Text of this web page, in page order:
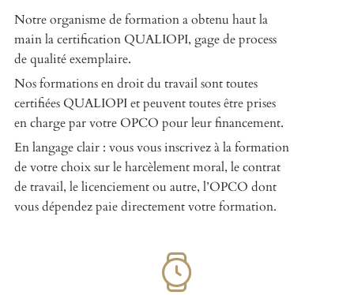
Notre organisme de formation a obtenu haut la
main la certification QUALIOPI, gage de process
de qualité exemplaire.
Nos formations en droit du travail sont toutes
certifiées QUALIOPI et peuvent toutes être prises
en charge par votre OPCO pour leur financement.
En langage clair : vous vous inscrivez à la formation
de votre choix sur le harcèlement moral, le contrat
de travail, le licenciement ou autre, l’OPCO dont
vous dépendez paie directement votre formation.